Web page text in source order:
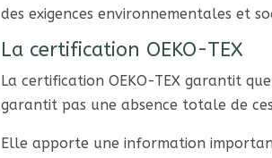
des exigences environnementales et
La certification OEKO-TEX
La certification OEKO-TEX garantit
garantit pas une absence totale de
Elle apporte une information